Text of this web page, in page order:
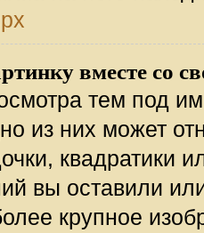
вместе со
тем под
из них может
квадратики
вы оставили
крупное